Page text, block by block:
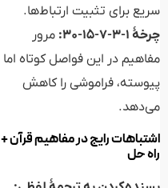
سریع برای تثبیت ارتباط‌ها.
چرخهٔ ۱-۳-۷-۱۵-۳۰:
مرور
مفاهیم در این فواصل کوتاه اما
پیوسته، فراموشی را کاهش
می‌دهد.
اشتباهات رایج در مفاهیم قرآن +
راه‌ حل